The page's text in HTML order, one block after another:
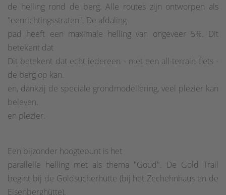
de helling rond de berg. Alle routes zijn ontworpen als
"eenrichtingsstraten". De afdaling
pad heeft een maximale helling van ongeveer 5%. Dit
betekent dat
Dit betekent dat echt iedereen - met een all-terrain fiets -
de berg op kan.
en, dankzij de speciale grondmodellering, veel plezier kan
beleven.
en plezier.
Een bijzonder hoogtepunt is het
parallelle helling met als thema "Goud". De Gold Trail
begint bij de Goldsucherhütte (bij het Zechehnhaus en de
Eisenberghütte).